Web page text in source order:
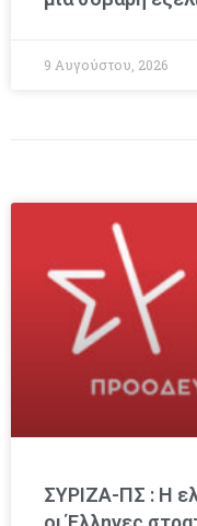
9 Αυγούστου, 2026
ΣΥΡΙΖΑ-ΠΣ : Η